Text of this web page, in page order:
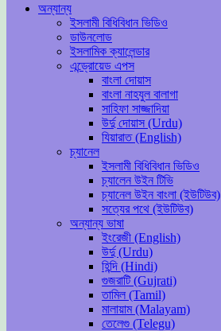
অন্যান্য
ইসলামী বিধিবিধান ভিডিও
ডাউনলোড
ইসলামিক ক্যালেন্ডার
এন্ড্রোয়েড এপস
বাংলা দোয়াস
বাংলা নাহযুল বালাগা
সাহিফা সাজ্জাদিয়া
উর্দু দোয়াস (Urdu)
যিয়ারাত (English)
চ্যানেল
ইসলামী বিধিবিধান ভিডিও
চ্যালেন উইন টিভি
চ্যানেল উইন বাংলা (ইউটিউব)
সত্যের পথে (ইউটিউব)
অন্যান্য ভাষা
ইংরেজী (English)
উর্দু (Urdu)
হিন্দি (Hindi)
গুজরাটি (Gujrati)
তামিল (Tamil)
মালায়াম (Malayam)
তেলেগু (Telegu)